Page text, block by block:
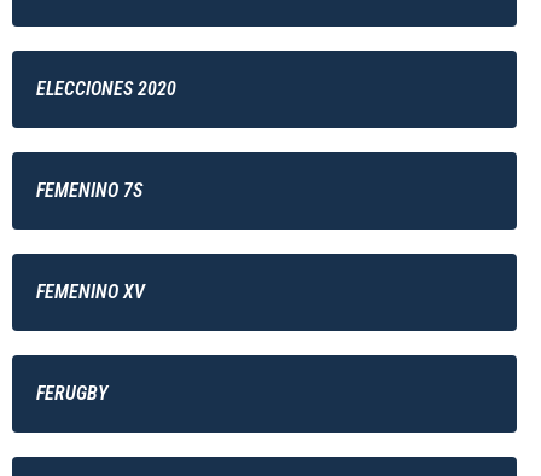
ELECCIONES 2020
FEMENINO 7S
FEMENINO XV
FERUGBY